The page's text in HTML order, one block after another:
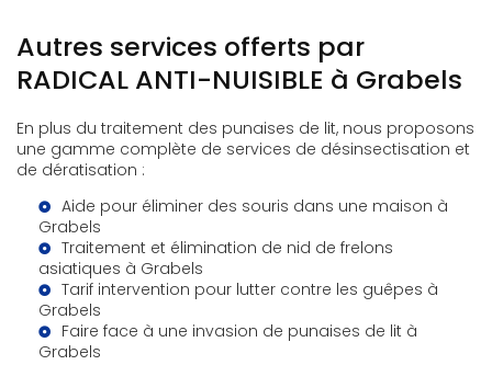
Autres services offerts par
RADICAL ANTI-NUISIBLE à Grabels
En plus du traitement des punaises de lit, nous proposons
une gamme complète de services de désinsectisation et
de dératisation :
Aide pour éliminer des souris dans une maison à
Grabels
Traitement et élimination de nid de frelons
asiatiques à Grabels
Tarif intervention pour lutter contre les guêpes à
Grabels
Faire face à une invasion de punaises de lit à
Grabels